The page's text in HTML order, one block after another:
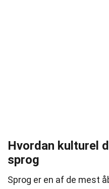
Hvordan kulturel
sprog
Sprog er en af de mest